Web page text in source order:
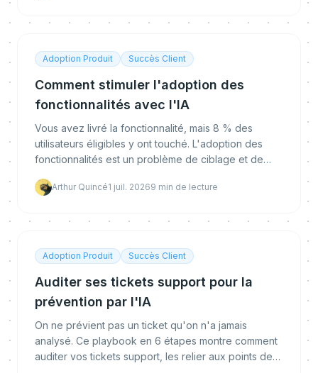
Adoption Produit Succès Client
Comment stimuler l'adoption des
fonctionnalités avec l'IA
Vous avez livré la fonctionnalité, mais 8 % des
utilisateurs éligibles y ont touché. L'adoption des
fonctionnalités est un problème de ciblage et de
atteint le bon utilisateur au bon moment.
Arthur Quincé1 juil. 20269 min de lecture
Adoption Produit Succès Client
Auditer ses tickets support pour la
prévention par l'IA
On ne prévient pas un ticket qu'on n'a jamais
analysé. Ce playbook en 6 étapes montre comment
auditer vos tickets support, les relier aux points de